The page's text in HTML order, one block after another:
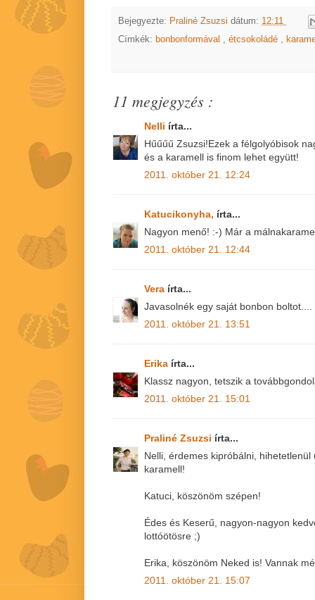
Bejegyezte: Praliné Zsuzsi dátum: 12:11
Címkék: bonbonformával , étcsokoládé ,
11 megjegyzés :
Nelli írta...
Hűűűű Zsuzsi!Ezek a félgolyóbisok
és a karamell is finom lehet együtt!
2011. október 21. 12:24
Katucikonyha, írta...
Nagyon menő! :-) Már a
2011. október 21. 12:44
Vera írta...
Javasolnék egy saját bonbon boltot....
2011. október 21. 13:51
Erika írta...
Klassz nagyon, tetszik a
2011. október 21. 15:01
Praliné Zsuzsi írta...
Nelli, érdemes kipróbálni,
karamell!
Katuci, köszönöm szépen!
Édes és Keserű, nagyon-nagyon
lottóötösre ;)
Erika, köszönöm Neked is! Vannak
2011. október 21. 15:07